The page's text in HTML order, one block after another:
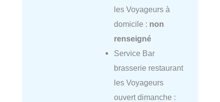
les Voyageurs à
domicile : non
renseigné
Service Bar
brasserie restaurant
les Voyageurs
ouvert dimanche :